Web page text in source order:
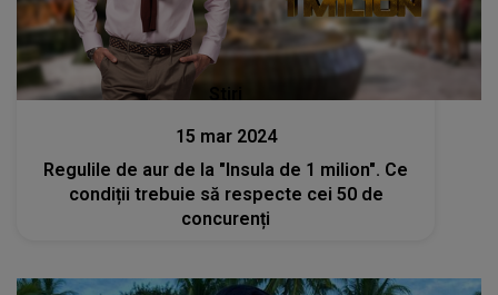
Stiri
15 mar 2024
Regulile de aur de la "Insula de 1 milion". Ce
condiții trebuie să respecte cei 50 de
concurenți